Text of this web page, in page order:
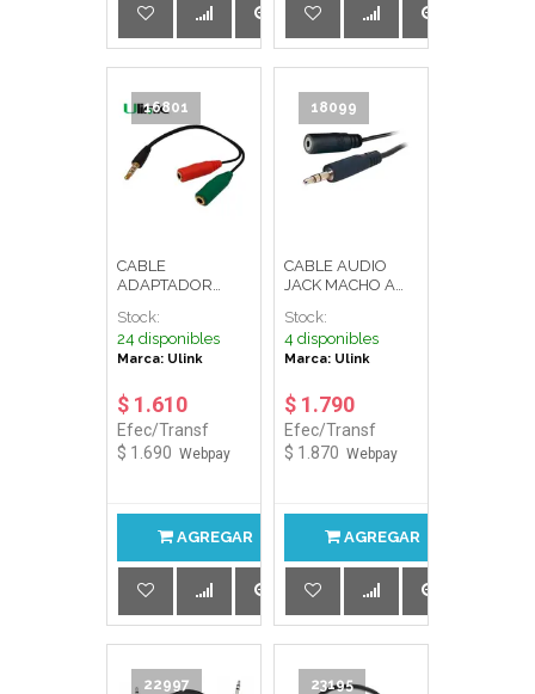
16801
CABLE
ADAPTADOR
JACK H 0150159
ULINK
Stock:
24 disponibles
Marca: Ulink
$ 1.610
Efec/Transf
$ 1.690 Webpay
AGREGAR
18099
CABLE AUDIO
JACK MACHO A
COD : 150063
ULINK
Stock:
4 disponibles
Marca: Ulink
$ 1.790
Efec/Transf
$ 1.870 Webpay
AGREGAR
22997 23195